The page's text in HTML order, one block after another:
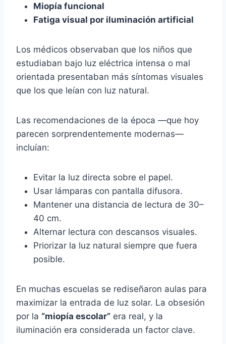
Miopía funcional
Fatiga visual por iluminación artificial
Los médicos observaban que los niños que
estudiaban bajo luz eléctrica intensa o mal
orientada presentaban más síntomas visuales
que los que leían con luz natural.
Las recomendaciones de la época —que hoy
parecen sorprendentemente modernas—
incluían:
Evitar la luz directa sobre el papel.
Usar lámparas con pantalla difusora.
Mantener una distancia de lectura de 30–
40 cm.
Alternar lectura con descansos visuales.
Priorizar la luz natural siempre que fuera
posible.
En muchas escuelas se rediseñaron aulas para
maximizar la entrada de luz solar. La obsesión
por la “miopía escolar” era real, y la
iluminación era considerada un factor clave.